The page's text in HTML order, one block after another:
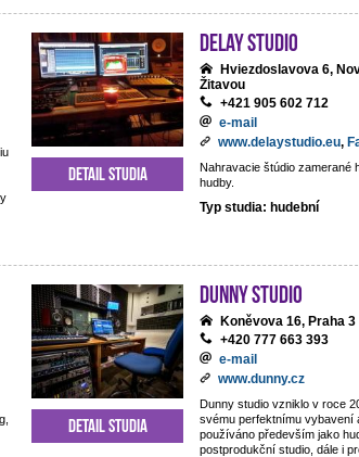
DeLay studio
Hviezdoslavova 6,
Žitavou
+421 905 602 712
e-mail
www.delaystudio.eu,
Nahravacie štúdio zamerané
hudby.
Typ studia: hudební
Detail studia
Dunny studio
Koněvova 16, Praha 3
+420 777 663 393
e-mail
www.dunny.cz
Dunny studio vzniklo v roce
svému perfektnímu vybavení
používáno především jako
postprodukční studio, dále i
Detail studia